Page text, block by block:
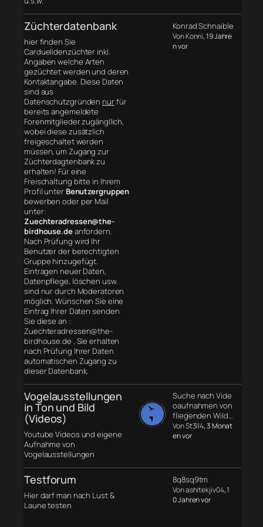
Züchterdatenbank
hier finden Sie
Carduelidenzüchter inkl.
Angaben welche Arten
gezüchtet werden und deren
Kontaktangabe. Diese Daten
sind aus
Datenschutzgründen nurfür
bereits angemeldete
Forenmitglieder zugängllich,
wobei diese zusätzlich
freigeschaltet werden
müssen, um Zugang zur
Züchterdagtenbank zu
erhalten! Für eine
Freischaltung bitte in Ihrem
Profil unter Benutzergruppen
bewerben oder per Mail
unter:
Zuechteradressen@the-
birdhouse.deanfordern.
Nach Prüfung wird Ihr
Benutzer der berechtigten
Gruppe hinzugefügt.
Eintragen neuer Daten,
Datenpflege, löschen usw.
sind nur durch Moderatoren
möglich. Wünschen Sie eine
Eintrag Ihrer Daten senden
Sie diese an :
Zuechteradressen@the-
birdhouse.de , Sie erhalten
nach Prüfung Ihrer Daten
automatischen Zugang zu
dieser Datenbank.
Konrad Schnaible
Von Konni, 19 Jahre
n vor
Vogelausstellungen
in Ton und Bild
(Videos)
Youtube Videos und eigene
Aufnahme von
Vogelausstellungen
Suche nach Vide
oaufnahmen von
fliegenden Wild…
Von St3ll4, 3 Monat
en vor
Testforum
Hier darf man nach Lust &
Laune testen
8q8sq9tm
Von ashitekjiv04, 1
0 Jahren vor